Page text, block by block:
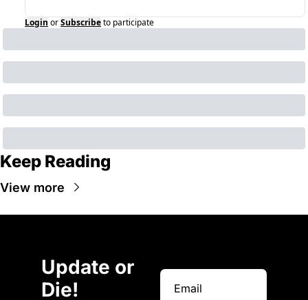
Login orSubscribeto participate
Keep Reading
View more
Update or
Die!